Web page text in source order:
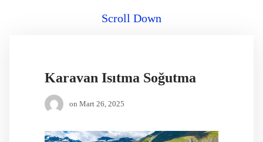
Scroll Down
Karavan Isıtma Soğutma
on Mart 26, 2025